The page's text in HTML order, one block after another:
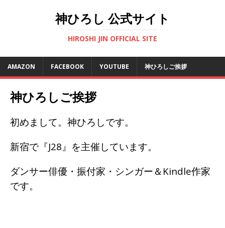
神ひろし 公式サイト
HIROSHI JIN OFFICIAL SITE
AMAZON FACEBOOK YOUTUBE 神ひろしご挨拶
神ひろしご挨拶
初めまして。神ひろしです。
新宿で『J28』を主催しています。
ダンサー俳優・振付家・シンガー＆Kindle作家
です。